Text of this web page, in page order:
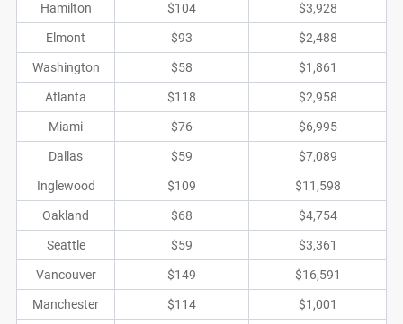
Hamilton $104 $3,928
Elmont $93 $2,488
Washington $58 $1,861
Atlanta $118 $2,958
Miami $76 $6,995
Dallas $59 $7,089
Inglewood $109 $11,598
Oakland $68 $4,754
Seattle $59 $3,361
Vancouver $149 $16,591
Manchester $114 $1,001